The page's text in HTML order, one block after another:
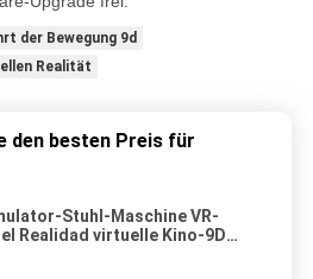
der Bewegung 9d
Realität
den besten Preis für
Stuhl-Maschine VR-
Realidad virtuelle Kino-9D